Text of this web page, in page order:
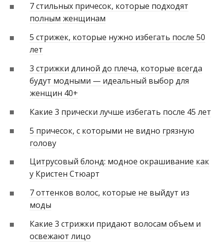
7 стильных причесок, которые подходят
полным женщинам
5 стрижек, которые нужно избегать после 50
лет
3 стрижки длиной до плеча, которые всегда
будут модными — идеальный выбор для
женщин 40+
Какие 3 прически лучше избегать после 45 лет
5 причесок, с которыми не видно грязную
голову
Цитрусовый блонд: модное окрашивание как
у Кристен Стюарт
7 оттенков волос, которые не выйдут из
моды
Какие 3 стрижки придают волосам объем и
освежают лицо